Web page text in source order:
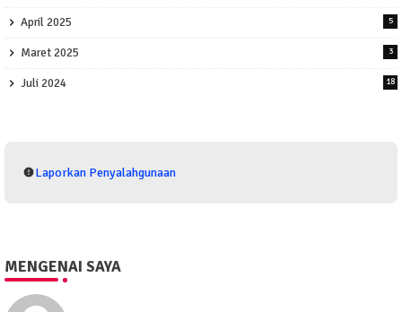
April 2025 5
Maret 2025 3
Juli 2024 18
Laporkan Penyalahgunaan
MENGENAI SAYA